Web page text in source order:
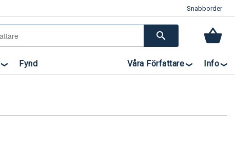
Snabborder
search
Fynd Våra Författare Info